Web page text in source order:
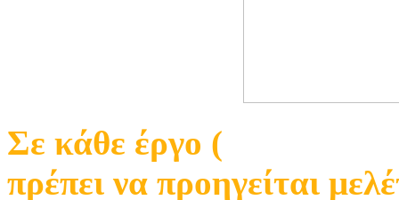
Σε κάθε έργο (
πρέπει να προηγείται